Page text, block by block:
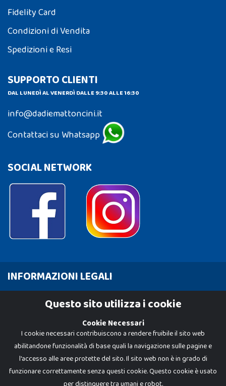
Fidelity Card
Condizioni di Vendita
Spedizioni e Resi
SUPPORTO CLIENTI
DAL LUNEDÌ AL VENERDÌ DALLE 9:30 ALLE 16:30
info@dadiemattoncini.it
Contattaci su Whatsapp
SOCIAL NETWORK
INFORMAZIONI LEGALI
Cookie PolicyQuesto sito utilizza i cookie
Cookie Necessari
I cookie necessari contribuiscono a rendere fruibile il sito web
abilitandone funzionalità di base quali la navigazione sulle pagine e
l'accesso alle aree protette del sito. Il sito web non è in grado di
funzionare correttamente senza questi cookie. Questo cookie è usato